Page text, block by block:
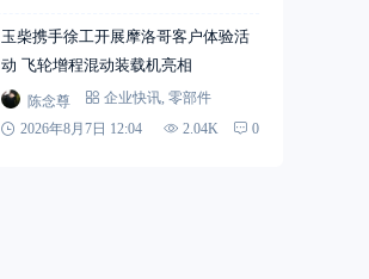
玉柴携手徐工开展摩洛哥客户体验活
动 飞轮增程混动装载机亮相
陈念尊 企业快讯 零部件
2026年8月7日 12:04
2.04K 0